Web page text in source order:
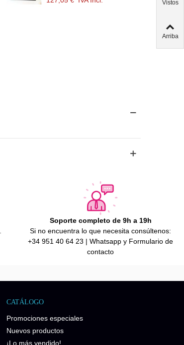
Soporte completo de 9h a 19h
Si no encuentra lo que necesita consúltenos:
+34 951 40 64 23 | Whatsapp y Formulario de
contacto
CATÁLOGO
Promociones especiales
Nuevos productos
¡Lo más vendido!
Vistos
Arriba